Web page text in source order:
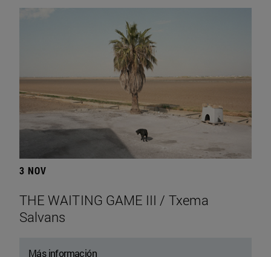
3 NOV
THE WAITING GAME III / Txema
Salvans
Más información